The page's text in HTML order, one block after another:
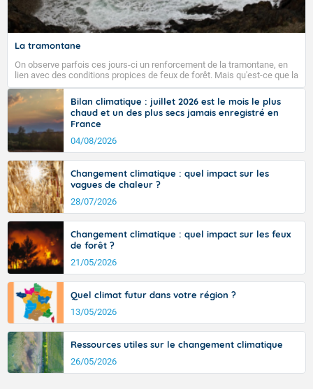
Fermer
La tramontane
On observe parfois ces jours-ci un renforcement de la tramontane, en
lien avec des conditions propices de feux de forêt. Mais qu'est-ce que la
tramontane ? Quelles sont ses caractéristiques ? La tramontane est un
vent turbulent soufflant de secteur nord-ouest à nord, ou ouest à nord-
ouest, dans un secteur qui part du Roussillon à la vallée de l’Aude et à
l’ouest de l’Hérault. L’étymologie de ce vent vient du latin trasmontanus,
signifiant au-delà des monts, en allusion aux régions montagneuses
d’où provient ce vent.
Bilan climatique : juillet 2026 est le mois le plus
chaud et un des plus secs jamais enregistré en
France
04/08/2026
Changement climatique : quel impact sur les
vagues de chaleur ?
28/07/2026
Changement climatique : quel impact sur les feux
de forêt ?
21/05/2026
Quel climat futur dans votre région ?
13/05/2026
Ressources utiles sur le changement climatique
26/05/2026